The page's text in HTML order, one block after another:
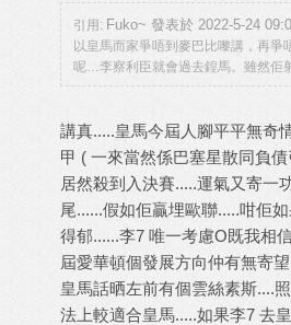
引用: Fuko~ 發表於 2022-5-24
以皇馬而家爭唔到麥巴比嚟講，再爭
呢…李察利臣就會過去鍠馬。雖然佢
講真.....皇馬今屆人腳平平無奇
甲 ( 一來當然係巴塞星散同負
居然殺到入決賽.....運氣又寄一
尾......假如佢贏埋歐聯.....咁佢
得郁......李7 唯一考慮O既我相
屆愛華頓個發展方向仲有無寄望
皇馬話晒左前有個雲絲素斯....
法上較適合皇馬.....如果李7 去